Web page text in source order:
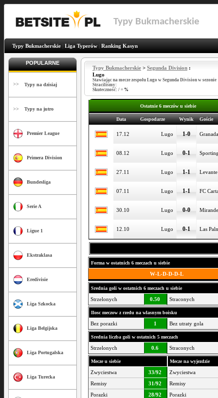
Typy Bukmacherskie
Typy Bukmacherskie Liga Typerów Ranking Kasyn
POPULARNE
>> Typy na dzisiaj
>> Typy na jutro
Premier League
Primera Division
Bundesliga
Serie A
Ligue 1
Ekstraklasa
Eredivisie
Liga Szkocka
Liga Belgijska
Liga Portugalska
Liga Turecka
Typy Bukmacherskie > Segunda Division :
Lugo
Stawiając na mecze zespołu Lugo w Segunda Division w sezonie
Straciliśmy:
Skuteczność: / = %
Ostatnie 6 meczów u siebie
Data Gospodarze Wynik Goście
17.12 Lugo 1-0 Granada
08.12 Lugo 0-1
27.11 Lugo 1-1 Levante
07.11 Lugo 1-1 FC
30.10 Lugo 0-0
12.10 Lugo 0-1 Las
Forma w ostatnich 6 meczach u siebie
W-L-D-D-D-L
Srednia goli w ostatnich 6 meczach u siebie
Strzelonych 0.50 Straconych
Ilosc meczow z rzedu na wlasnym boisku
Bez porazki 1 Bez utraty gola
Srednia liczba goli w ostatnich 5 meczach
Strzelonych 0.6 Straconych
Mecze u siebie Mecze na wyjezdzie
Zwyciestwa 33/92
Zwyciestwa
Remisy
31/92
Remisy
Porazki
28/92 Porazki